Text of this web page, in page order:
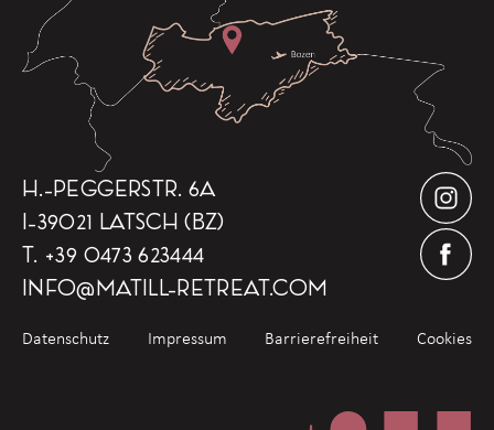
H.-PEGGERSTR. 6A
I-39021 LATSCH (BZ)
T. +39 0473 623444
INFO@MATILL-RETREAT.COM
Datenschutz Impressum Barrierefreiheit Cookies